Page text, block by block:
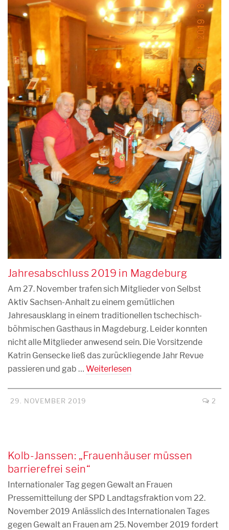
Jahresabschluss 2019 in Magdeburg
Am 27. November trafen sich Mitglieder von Selbst
Aktiv Sachsen-Anhalt zu einem gemütlichen
Jahresausklang in einem traditionellen tschechisch-
böhmischen Gasthaus in Magdeburg. Leider konnten
nicht alle Mitglieder anwesend sein. Die Vorsitzende
Katrin Gensecke ließ das zurückliegende Jahr Revue
passieren und gab … Weiterlesen
29. NOVEMBER 2019 2
Kolb-Janssen: „Frauenhäuser müssen
barrierefrei sein“
Internationaler Tag gegen Gewalt an Frauen
Pressemitteilung der SPD Landtagsfraktion vom 22.
November 2019 Anlässlich des Internationalen Tages
gegen Gewalt an Frauen am 25. November 2019 fordert